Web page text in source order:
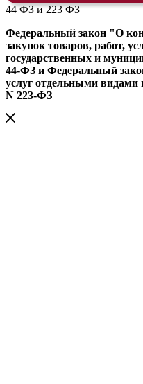
44 ФЗ и 223 ФЗ
Федеральный закон "О
закупок товаров, работ,
государственных и
44-ФЗ и Федеральный
услуг отдельными видами
N 223-ФЗ